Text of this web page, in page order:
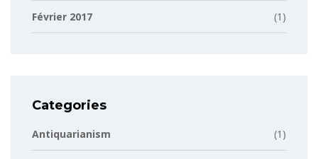
Février 2017 (1)
Categories
Antiquarianism (1)